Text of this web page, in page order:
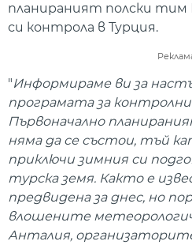
планираният полски
си контрола в Турция.
"Информираме ви за
програмата за
Първоначално
няма да се състои, тъй
приключи зимния си
турска земя. Както е
предвидена за днес, но
влошените
Анталия,